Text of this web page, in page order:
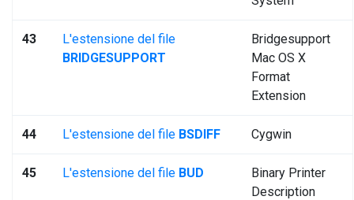
43
L'estensione del file
BRIDGESUPPORT
Bridgesupport
Mac OS X
Format
Extension
44 L'estensione del file BSDIFF Cygwin
45 L'estensione del file BUD
Binary Printer
Description